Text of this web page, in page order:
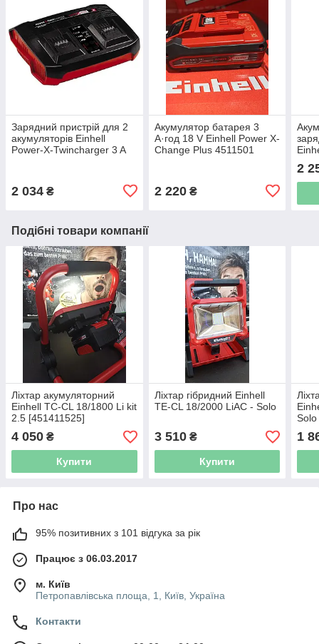
Зарядний пристрій для 2
акумуляторів Einhell
Power-X-Twincharger 3 A
2 034 ₴
Акумулятор батарея 3
А·год 18 V Einhell Power X-
Change Plus 4511501
2 220₴
2
Подібні товари компанії
Ліхтар акумуляторний
Einhell TC-CL 18/1800 Li kit
2.5 [451411525]
4 050 ₴
Купити
Ліхтар гібридний Einhell
TE-CL 18/2000 LiAC - Solo
3 510₴
Купити
1
Про нас
95% позитивних з 101 відгука за рік
Працює з 06.03.2017
м. Київ
Петропавлівська площа, 1, Київ, Україна
Контакти